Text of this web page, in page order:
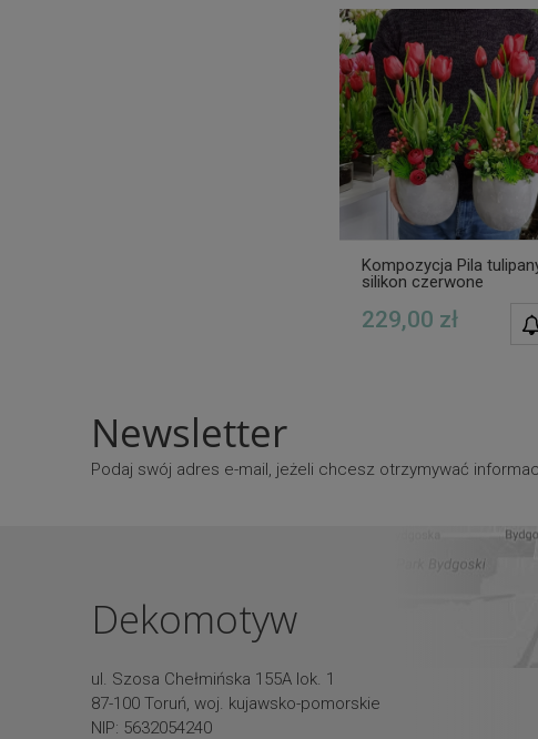
Kompozycja Pila
silikon czerwone
229,00 zł
Newsletter
Podaj swój adres e-mail, jeżeli chcesz otrzymywać
Dekomotyw
ul. Szosa Chełmińska 155A lok. 1
87-100 Toruń, woj. kujawsko-pomorskie
NIP: 5632054240